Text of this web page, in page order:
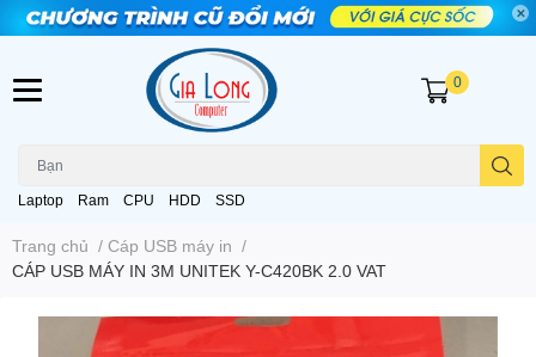
Laptop Ram CPU HDD SSD
0
Trang chủ / Cáp USB máy in /
CÁP USB MÁY IN 3M UNITEK Y-C420BK 2.0 VAT